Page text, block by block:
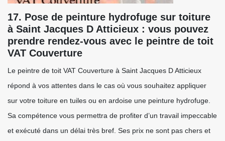
17. Pose de peinture hydrofuge sur toiture
à Saint Jacques D Atticieux : vous pouvez
prendre rendez-vous avec le peintre de toit
VAT Couverture
Le peintre de toit VAT Couverture à Saint Jacques D Atticieux
répond à vos attentes dans le cas où vous souhaitez appliquer
sur votre toiture en tuiles ou en ardoise une peinture hydrofuge.
Sa compétence vous permettra de profiter d’un travail impeccable
et exécuté dans un délai très bref. Ses prix ne sont pas chers et